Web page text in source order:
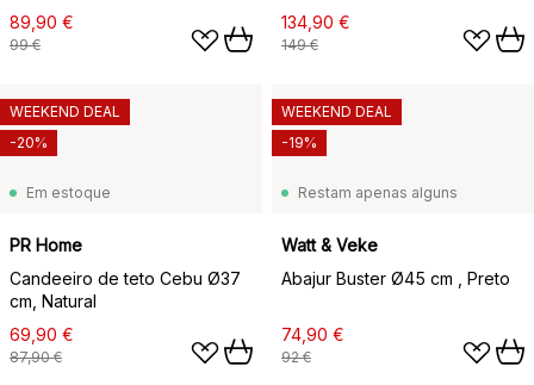
89,90 €
99 €
134,90 €
149 €
Em estoque
PR Home
Candeeiro de teto Cebu Ø37
cm, Natural
69,90 €
87,90 €
WEEKEND DEAL
-20%
Restam apenas alguns
Watt & Veke
Abajur Buster Ø45 cm , Preto
74,90 €
92 €
WEEKEND DEAL
-19%